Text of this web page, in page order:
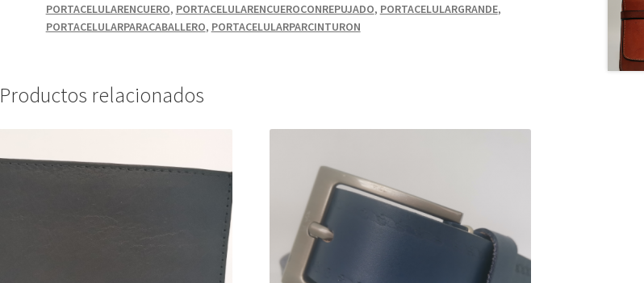
PORTACELULARENCUERO, PORTACELULARENCUEROCONREPUJADO, PORTACELULARGRANDE,
PORTACELULARPARACABALLERO, PORTACELULARPARCINTURON
Productos relacionados